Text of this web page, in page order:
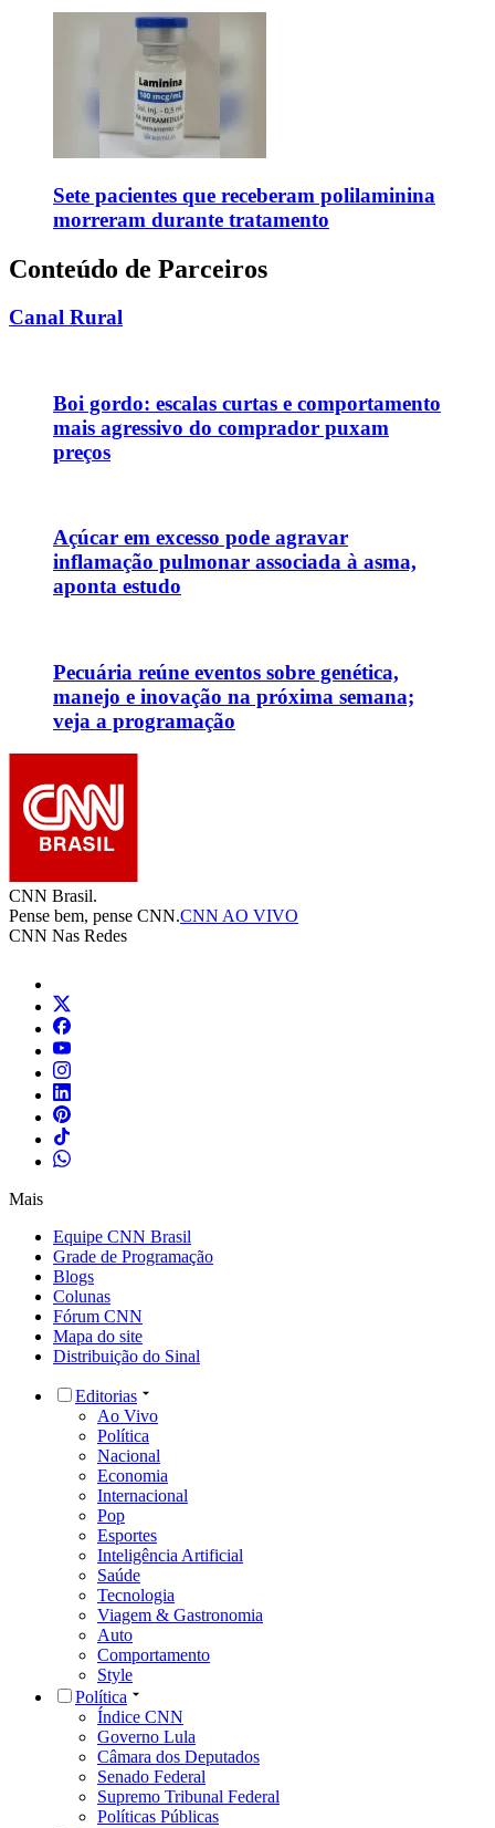
Sete pacientes que receberam polilaminina
morreram durante tratamento
Conteúdo de Parceiros
Canal Rural
Boi gordo: escalas curtas e comportamento
mais agressivo do comprador puxam
preços
Açúcar em excesso pode agravar
inflamação pulmonar associada à asma,
aponta estudo
Pecuária reúne eventos sobre genética,
manejo e inovação na próxima semana;
veja a programação
CNN Brasil.
Pense bem, pense CNN.CNN AO VIVO
CNN Nas Redes
Mais
Equipe CNN Brasil
Grade de Programação
Blogs
Colunas
Fórum CNN
Mapa do site
Distribuição do Sinal
Editorias
Ao Vivo
Política
Nacional
Economia
Internacional
Pop
Esportes
Inteligência Artificial
Saúde
Tecnologia
Viagem & Gastronomia
Auto
Comportamento
Style
Política
Índice CNN
Governo Lula
Câmara dos Deputados
Senado Federal
Supremo Tribunal Federal
Políticas Públicas